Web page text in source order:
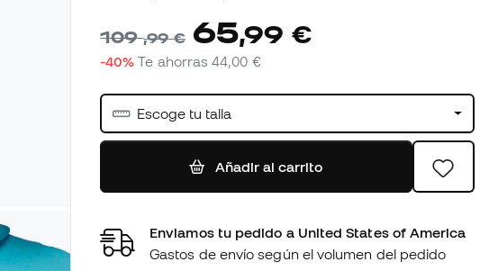
109,99 € 65,99 €
-40% Te ahorras44,00 €
Escoge tu talla
Añadir al carrito
Enviamos tu pedido a United States of America
Gastos de envío según el volumen del pedido